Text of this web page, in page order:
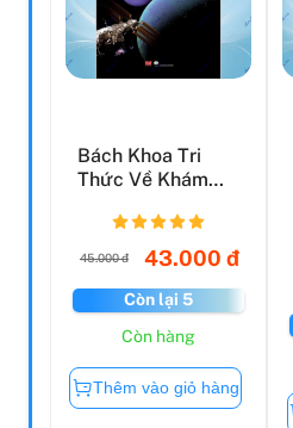
Bách Khoa Tri
Thức Về Khám
Trẻ Em...
45.000 đ 43.000 đ
Còn lại 5
Còn hàng
Thêm vào giỏ hàng